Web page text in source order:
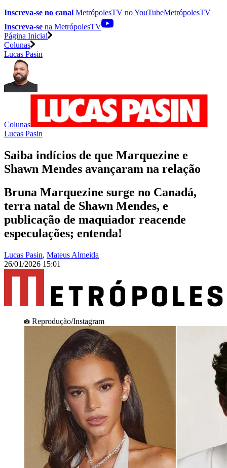
Inscreva-se no canal MetrópolesTV noYouTubeMetrópolesTV
Inscreva-se na MetrópolesTV
Página Inicial
Colunas
Lucas Pasin
Colunas
Lucas Pasin
Saiba indícios de que Marquezine e
Shawn Mendes avançaram na relação
Bruna Marquezine surge no Canadá,
terra natal de Shawn Mendes, e
publicação de maquiador reacende
especulações; entenda!
Lucas Pasin, Mateus Almeida
26/01/2026 15:01
Reprodução/Instagram